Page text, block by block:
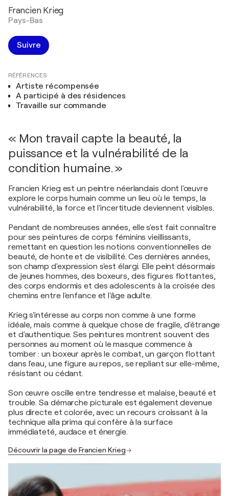
Francien Krieg
Pays-Bas
Suivre
RÉFÉRENCES
Artiste récompensée
A participé à des résidences
Travaille sur commande
« Mon travail capte la beauté, la
puissance et la vulnérabilité de la
condition humaine. »
Francien Krieg est un peintre néerlandais dont l'œuvre
explore le corps humain comme un lieu où le temps, la
vulnérabilité, la force et l'incertitude deviennent visibles.
Pendant de nombreuses années, elle s'est fait connaître
pour ses peintures de corps féminins vieillissants,
remettant en question les notions conventionnelles de
beauté, de honte et de visibilité. Ces dernières années,
son champ d'expression s'est élargi. Elle peint désormais
de jeunes hommes, des boxeurs, des figures flottantes,
des corps endormis et des adolescents à la croisée des
chemins entre l'enfance et l'âge adulte.
Krieg s'intéresse au corps non comme à une forme
idéale, mais comme à quelque chose de fragile, d'étrange
et d'authentique. Ses peintures montrent souvent des
personnes au moment où le masque commence à
tomber : un boxeur après le combat, un garçon flottant
dans l'eau, une figure au repos, se repliant sur elle-même,
résistant ou cédant.
Son œuvre oscille entre tendresse et malaise, beauté et
trouble. Sa démarche picturale est également devenue
plus directe et colorée, avec un recours croissant à la
technique alla prima qui confère à la surface
immédiateté, audace et énergie.
Découvrir la page de Francien Krieg